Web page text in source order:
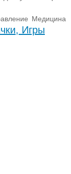
Медицина
Игры